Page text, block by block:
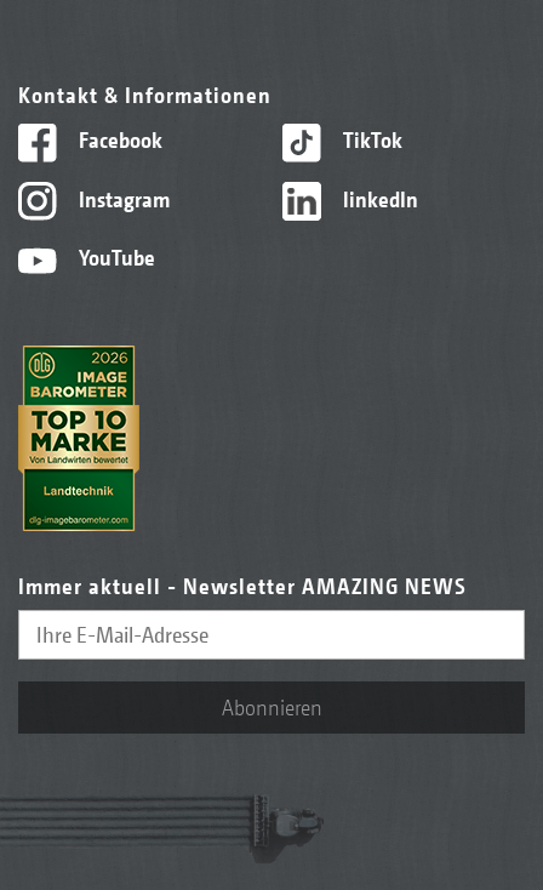
Kontakt & Informationen
Facebook
Instagram
YouTube
TikTok
linkedIn
Immer aktuell - Newsletter AMAZING NEWS
Abonnieren